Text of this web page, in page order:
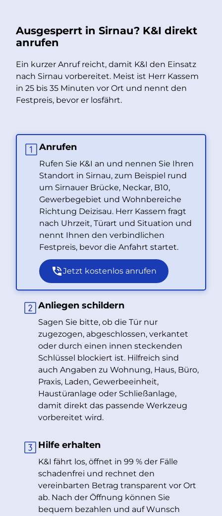
Ausgesperrt in Sirnau? K&I direkt
anrufen
Ein kurzer Anruf reicht, damit K&I den Einsatz
nach Sirnau vorbereitet. Meist ist Herr Kassem
in 25 bis 35 Minuten vor Ort und nennt den
Festpreis, bevor er losfährt.
Anrufen
Rufen Sie K&I an und nennen Sie Ihren
Standort in Sirnau, zum Beispiel rund
um Sirnauer Brücke, Neckar, B10,
Gewerbegebiet und Wohnbereiche
Richtung Deizisau. Herr Kassem fragt
nach Uhrzeit, Türart und Situation und
nennt Ihnen den verbindlichen
Festpreis, bevor die Anfahrt startet.
Jetzt kostenlos anrufen
Anliegen schildern
Sagen Sie bitte, ob die Tür nur
zugezogen, abgeschlossen, verkantet
oder durch einen innen steckenden
Schlüssel blockiert ist. Hilfreich sind
auch Angaben zu Wohnung, Haus, Büro,
Praxis, Laden, Gewerbeeinheit,
Haustüranlage oder Schließanlage,
damit direkt das passende Werkzeug
vorbereitet wird.
Hilfe erhalten
K&I fährt los, öffnet in 99 % der Fälle
schadenfrei und rechnet den
vereinbarten Betrag transparent vor Ort
ab. Nach der Öffnung können Sie
bequem bezahlen und auf Wunsch